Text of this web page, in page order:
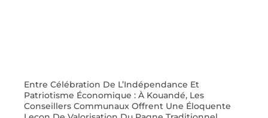
Entre Célébration De L’Indépendance Et
Patriotisme Économique : À Kouandé, Les
Conseillers Communaux Offrent Une Éloquente